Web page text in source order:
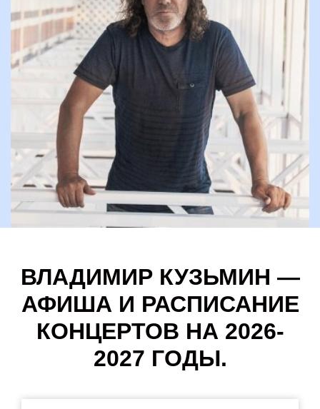
ВЛАДИМИР КУЗЬМИН —
АФИША И РАСПИСАНИЕ
КОНЦЕРТОВ НА 2026-
2027 ГОДЫ.